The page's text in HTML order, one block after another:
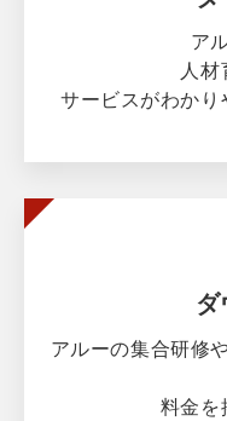
ア
人材
サービスがわかり
アルーの集合研修
料金を